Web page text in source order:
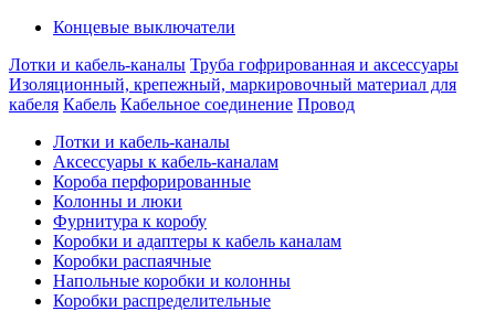
Концевые выключатели
Лотки и кабель-каналы Труба гофрированная и аксессуары
Изоляционный, крепежный, маркировочный материал для
кабеля Кабель Кабельное соединение Провод
Лотки и кабель-каналы
Аксессуары к кабель-каналам
Короба перфорированные
Колонны и люки
Фурнитура к коробу
Коробки и адаптеры к кабель каналам
Коробки распаячные
Напольные коробки и колонны
Коробки распределительные